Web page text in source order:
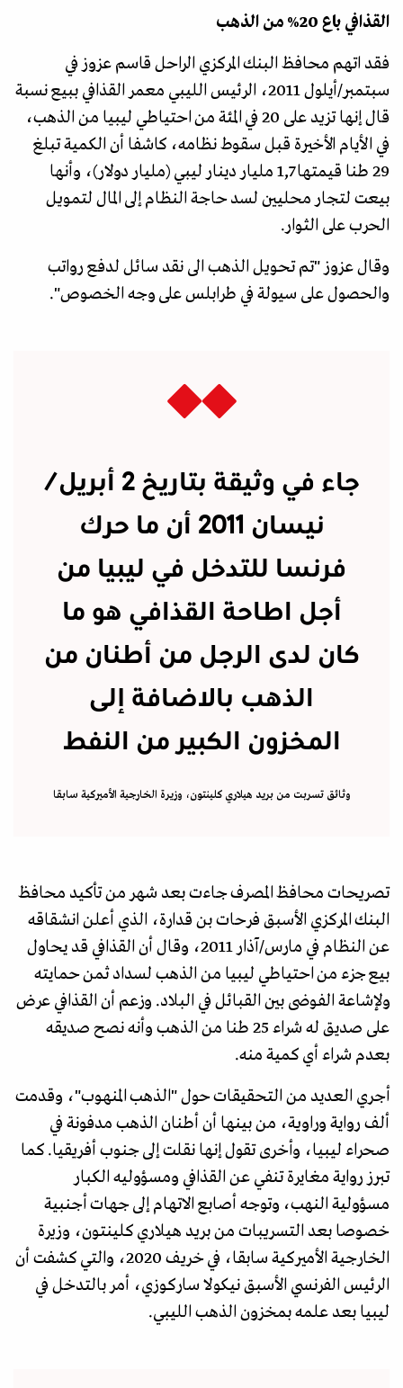
القذافي باع 20% من الذهب
فقد اتهم محافظ البنك المركزي الراحل قاسم عزوز في
سبتمبر/أيلول 2011، الرئيس الليبي معمر القذافي ببيع نسبة
قال إنها تزيد على 20 في المئة من احتياطي ليبيا من الذهب،
في الأيام الأخيرة قبل سقوط نظامه، كاشفا أن الكمية تبلغ
29 طنا قيمتها 1,7 مليار دينار ليبي (مليار دولار)، وأنها
بيعت لتجار محليين لسد حاجة النظام إلى المال لتمويل
الحرب على الثوار.
وقال عزوز "تم تحويل الذهب الى نقد سائل لدفع رواتب
والحصول على سيولة في طرابلس على وجه الخصوص".
جاء في وثيقة بتاريخ 2 أبريل/
نيسان 2011 أن ما حرك
فرنسا للتدخل في ليبيا من
أجل اطاحة القذافي هو ما
كان لدى الرجل من أطنان من
الذهب بالاضافة إلى
المخزون الكبير من النفط
وثائق تسربت من بريد هيلاري كلينتون، وزيرة الخارجية الأميركية سابقا
تصريحات محافظ المصرف جاءت بعد شهر من تأكيد محافظ
البنك المركزي الأسبق فرحات بن قدارة، الذي أعلن انشقاقه
عن النظام في مارس/آذار 2011، وقال أن القذافي قد يحاول
بيع جزء من احتياطي ليبيا من الذهب لسداد ثمن حمايته
ولإشاعة الفوضى بين القبائل في البلاد. وزعم أن القذافي عرض
على صديق له شراء 25 طنا من الذهب وأنه نصح صديقه
بعدم شراء أي كمية منه.
أجري العديد من التحقيقات حول "الذهب المنهوب"، وقدمت
ألف رواية وراوية، من بينها أن أطنان الذهب مدفونة في
صحراء ليبيا، وأخرى تقول إنها نقلت إلى جنوب أفريقيا. كما
تبرز رواية مغايرة تنفي عن القذافي ومسؤوليه الكبار
مسؤولية النهب، وتوجه أصابع الاتهام إلى جهات أجنبية
خصوصا بعد التسريبات من بريد هيلاري كلينتون، وزيرة
الخارجية الأميركية سابقا، في خريف 2020، والتي كشفت أن
الرئيس الفرنسي الأسبق نيكولا ساركوزي، أمر بالتدخل في
ليبيا بعد علمه بمخزون الذهب الليبي.